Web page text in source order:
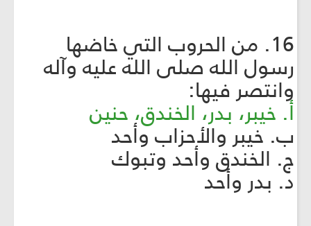
16. من الحروب التي خاضها
رسول الله صلى الله عليه وآله
وانتصر فيها:
أ. خيبر، بدر، الخندق، حنين
ب. خيبر والأحزاب وأحد
ج. الخندق وأحد وتبوك
د. بدر وأحد